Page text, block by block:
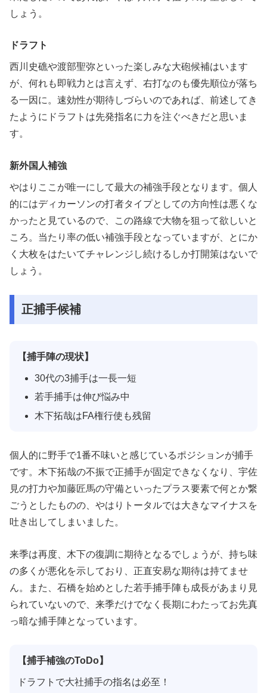
しょう。
ドラフト
西川史礁や渡部聖弥といった楽しみな大砲候補はいます
が、何れも即戦力とは言えず、右打なのも優先順位が落ち
る一因に。速効性が期待しづらいのであれば、前述してき
たようにドラフトは先発指名に力を注ぐべきだと思いま
す。
新外国人補強
やはりここが唯一にして最大の補強手段となります。個人
的にはディカーソンの打者タイプとしての方向性は悪くな
かったと見ているので、この路線で大物を狙って欲しいと
ころ。当たり率の低い補強手段となっていますが、とにか
く大枚をはたいてチャレンジし続けるしか打開策はないで
しょう。
正捕手候補
【捕手陣の現状】
30代の3捕手は一長一短
若手捕手は伸び悩み中
木下拓哉はFA権行使も残留
個人的に野手で1番不味いと感じているポジションが捕手
です。木下拓哉の不振で正捕手が固定できなくなり、宇佐
見の打力や加藤匠馬の守備といったプラス要素で何とか繋
ごうとしたものの、やはりトータルでは大きなマイナスを
吐き出してしまいました。
来季は再度、木下の復調に期待となるでしょうが、持ち味
の多くが悪化を示しており、正直安易な期待は持てませ
ん。また、石橋を始めとした若手捕手陣も成長があまり見
られていないので、来季だけでなく長期にわたってお先真
っ暗な捕手陣となっています。
【捕手補強のToDo】
ドラフトで大社捕手の指名は必至！